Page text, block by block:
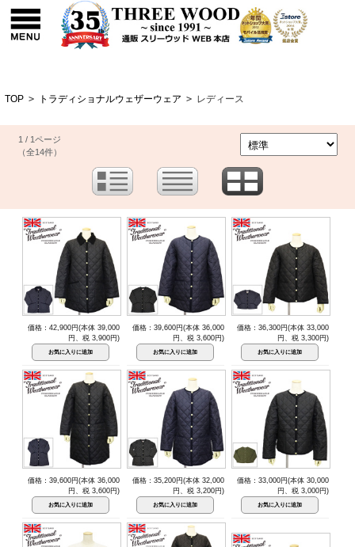
TOP > トラディショナルウェザーウェア > レディース
1 / 1ページ
（全14件）
価格：42,900円(本体 39,000
円、税 3,900円)
価格：39,600円(本体 36,000
円、税 3,600円)
価格：36,300円(本体 33,000
円、税 3,300円)
価格：39,600円(本体 36,000
円、税 3,600円)
価格：35,200円(本体 32,000
円、税 3,200円)
価格：33,000円(本体 30,000
円、税 3,000円)